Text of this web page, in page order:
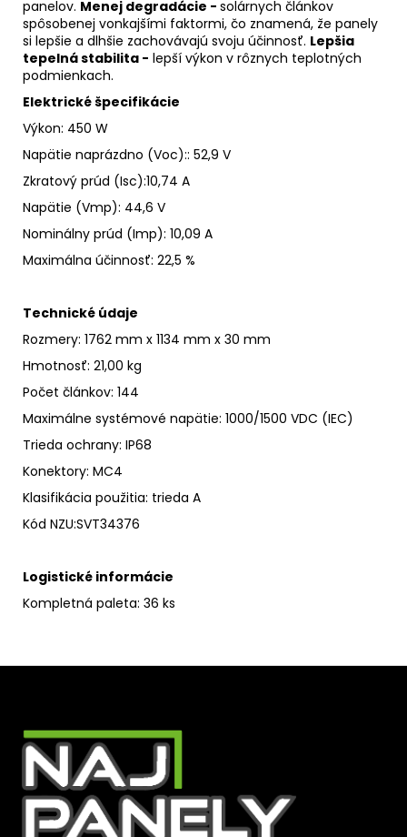
panelov. Menej degradácie - solárnych článkov
spôsobenej vonkajšími faktormi, čo znamená, že panely
si lepšie a dlhšie zachovávajú svoju účinnosť. Lepšia
tepelná stabilita - lepší výkon v rôznych teplotných
podmienkach.
Elektrické špecifikácie
Výkon: 450 W
Napätie naprázdno (Voc):: 52,9 V
Zkratový prúd (Isc):10,74 A
Napätie (Vmp): 44,6 V
Nominálny prúd (Imp): 10,09 A
Maximálna účinnosť: 22,5 %
Technické údaje
Rozmery: 1762 mm x 1134 mm x 30 mm
Hmotnosť: 21,00 kg
Počet článkov: 144
Maximálne systémové napätie: 1000/1500 VDC (IEC)
Trieda ochrany: IP68
Konektory: MC4
Klasifikácia použitia: trieda A
Kód NZU:SVT34376
Logistické informácie
Kompletná paleta: 36 ks